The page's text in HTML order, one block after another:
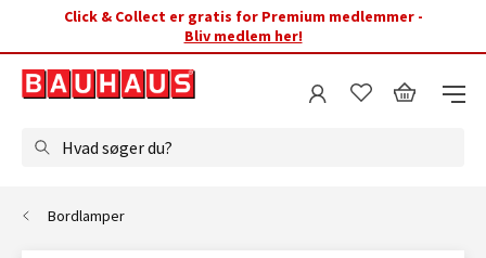
Click & Collect er gratis for Premium medlemmer -
Bliv medlem her!
Hvad søger du?
Bordlamper